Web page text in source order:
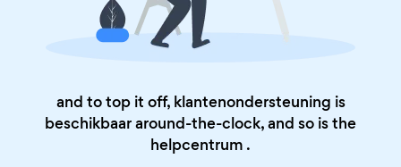
and to top it off, klantenondersteuning is
beschikbaar around-the-clock, and so is the
helpcentrum .